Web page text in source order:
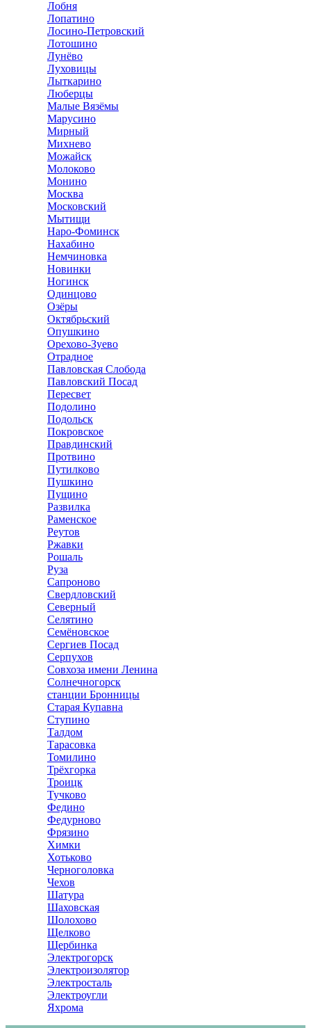
Лобня
Лопатино
Лосино-Петровский
Лотошино
Лунёво
Луховицы
Лыткарино
Люберцы
Малые Вязёмы
Марусино
Мирный
Михнево
Можайск
Молоково
Монино
Москва
Московский
Мытищи
Наро-Фоминск
Нахабино
Немчиновка
Новинки
Ногинск
Одинцово
Озёры
Октябрьский
Опушкино
Орехово-Зуево
Отрадное
Павловская Слобода
Павловский Посад
Пересвет
Подолино
Подольск
Покровское
Правдинский
Протвино
Путилково
Пушкино
Пущино
Развилка
Раменское
Реутов
Ржавки
Рошаль
Руза
Сапроново
Свердловский
Северный
Селятино
Семёновское
Сергиев Посад
Серпухов
Совхоза имени Ленина
Солнечногорск
станции Бронницы
Старая Купавна
Ступино
Талдом
Тарасовка
Томилино
Трёхгорка
Троицк
Тучково
Федино
Федурново
Фрязино
Химки
Хотьково
Черноголовка
Чехов
Шатура
Шаховская
Шолохово
Щелково
Щербинка
Электрогорск
Электроизолятор
Электросталь
Электроугли
Яхрома